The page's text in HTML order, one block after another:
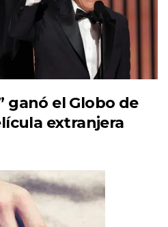
ganó el Globo de
extranjera